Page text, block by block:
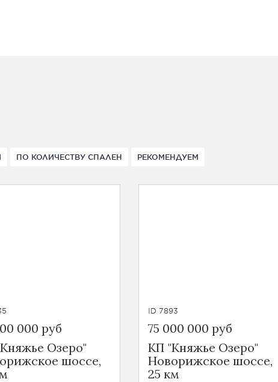
ПО КОЛИЧЕСТВУ СПАЛЕН РЕКОМЕНДУЕМ
000 руб
Озеро"
шоссе,
ID 7893
75 000 000 руб
КП "Княжье Озеро"
Новорижское шоссе,
25 км